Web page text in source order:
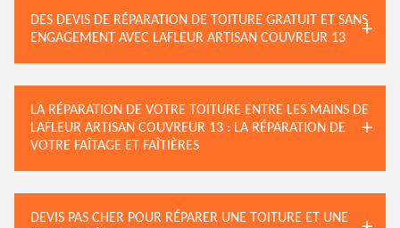
DES DEVIS DE RÉPARATION DE TOITURE GRATUIT ET SANS
ENGAGEMENT AVEC LAFLEUR ARTISAN COUVREUR 13
LA RÉPARATION DE VOTRE TOITURE ENTRE LES MAINS DE
LAFLEUR ARTISAN COUVREUR 13 : LA RÉPARATION DE
VOTRE FAÎTAGE ET FAÎTIÈRES
DEVIS PAS CHER POUR RÉPARER UNE TOITURE ET UNE